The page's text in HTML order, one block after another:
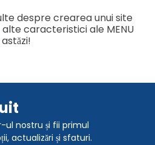
despre crearea unui site
caracteristici ale MENU
astăzi!
nostru și fii primul
actualizări și sfaturi.